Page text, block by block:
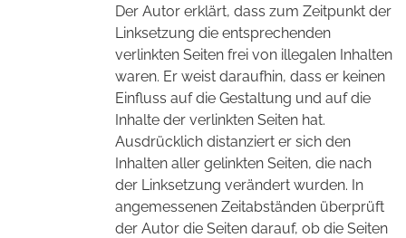
Der Autor erklärt, dass zum Zeitpunkt der
Linksetzung die entsprechenden
verlinkten Seiten frei von illegalen Inhalten
waren. Er weist daraufhin, dass er keinen
Einfluss auf die Gestaltung und auf die
Inhalte der verlinkten Seiten hat.
Ausdrücklich distanziert er sich den
Inhalten aller gelinkten Seiten, die nach
der Linksetzung verändert wurden. In
angemessenen Zeitabständen überprüft
der Autor die Seiten darauf, ob die Seiten